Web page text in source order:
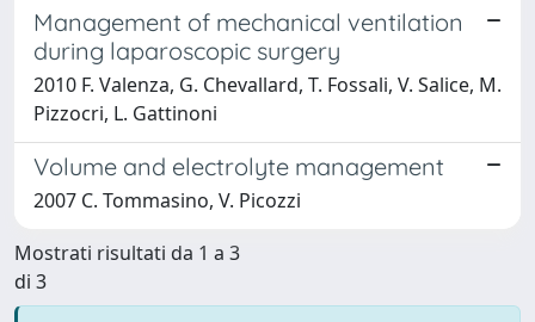
Management of mechanical ventilation
during laparoscopic surgery
2010 F. Valenza, G. Chevallard, T. Fossali, V. Salice, M.
Pizzocri, L. Gattinoni
Volume and electrolyte management
2007 C. Tommasino, V. Picozzi
Mostrati risultati da 1 a 3
di 3